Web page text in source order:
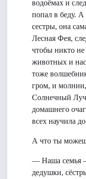
водоёмах и
попал в беду. А
сестры, она
Лесная Фея,
чтобы никто
животных и
тоже
гром, и
Солнечный
домашнего
всех научила
А что ты
— Наша семья
дедушки,